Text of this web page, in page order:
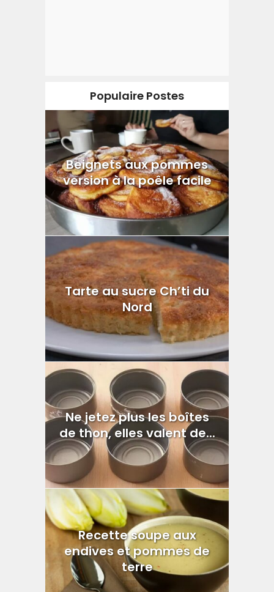
Populaire Postes
Beignets aux pommes
version à la poêle facile
Tarte au sucre Ch’ti du
Nord
Ne jetez plus les boîtes
de thon, elles valent de...
Recette soupe aux
endives et pommes de
terre